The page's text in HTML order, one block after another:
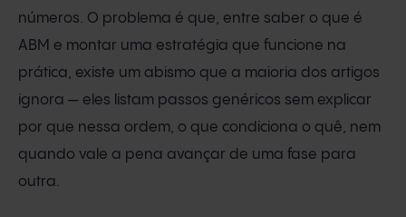
números. O problema é que, entre saber o que é
ABM e montar uma estratégia que funcione na
prática, existe um abismo que a maioria dos artigos
ignora — eles listam passos genéricos sem explicar
por que nessa ordem, o que condiciona o quê, nem
quando vale a pena avançar de uma fase para
outra.